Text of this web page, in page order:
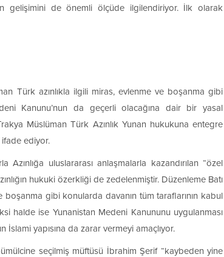
gelişimini de önemli ölçüde ilgilendiriyor. İlk olarak
Türk azınlıkla ilgili miras, evlenme ve boşanma gibi
Kanunu’nun da geçerli olacağına dair bir yasal
Müslüman Türk Azınlık Yunan hukukuna entegre
ifade ediyor.
uluslararası anlaşmalarla kazandırılan “özel
hukuki özerkliği de zedelenmiştir. Düzenleme Batı
gibi konularda davanın tüm taraflarının kabul
halde ise Yunanistan Medeni Kanununu uygulanması
yapısına da zarar vermeyi amaçlıyor.
seçilmiş müftüsü İbrahim Şerif “kaybeden yine